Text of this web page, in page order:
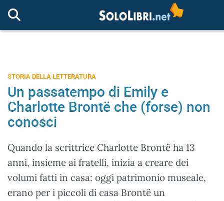
STORIA DELLA LETTERATURA
Un passatempo di Emily e
Charlotte Brontë che (forse) non
conosci
Quando la scrittrice Charlotte Brontë ha 13
anni, insieme ai fratelli, inizia a creare dei
volumi fatti in casa: oggi patrimonio museale,
erano per i piccoli di casa Brontë un